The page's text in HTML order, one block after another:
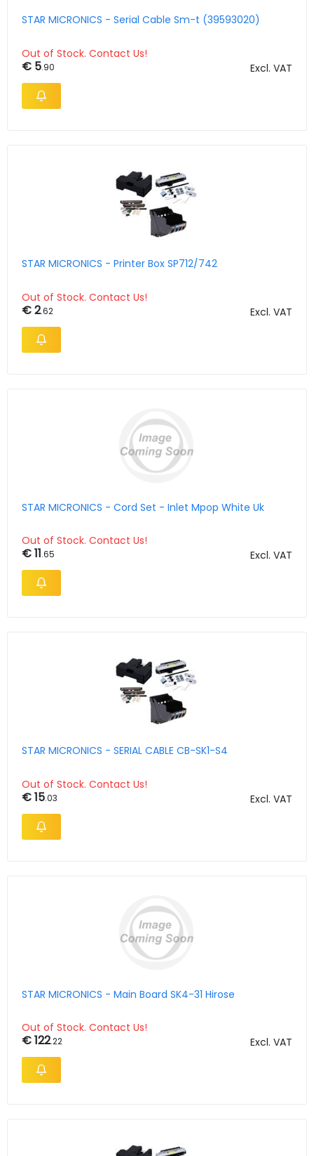
STAR MICRONICS - Serial Cable Sm-t (39593020)
Out of Stock. Contact Us!
€ 5.90 Excl. VAT
STAR MICRONICS - Printer Box SP712/742
Out of Stock. Contact Us!
€ 2.62 Excl. VAT
STAR MICRONICS - Cord Set - Inlet Mpop White Uk
Out of Stock. Contact Us!
€ 11.65 Excl. VAT
STAR MICRONICS - SERIAL CABLE CB-SK1-S4
Out of Stock. Contact Us!
€ 15.03 Excl. VAT
STAR MICRONICS - Main Board SK4-31 Hirose
Out of Stock. Contact Us!
€ 122.22 Excl. VAT